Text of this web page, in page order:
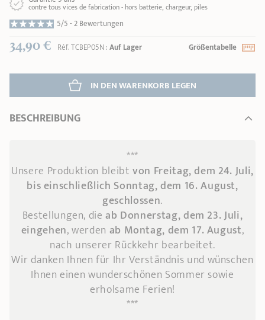
contre tous vices de fabrication - hors batterie, chargeur, piles
5/5 -2 Bewertungen
34,90 € Réf.TCBEP05N:Auf Lager Größentabelle
LEGEN
BESCHREIBUNG
***
Unsere Produktion bleibtvon Freitag, dem 24. Juli,
bis einschließlich Sonntag, dem 16. August,
geschlossen.
Bestellungen, dieab Donnerstag, dem 23. Juli,
eingehen, werden ab Montag, dem 17. August,
nach unserer Rückkehr bearbeitet.
Wir danken Ihnen für Ihr Verständnis und wünschen
Ihnen einen wunderschönen Sommer sowie
erholsame Ferien!
***